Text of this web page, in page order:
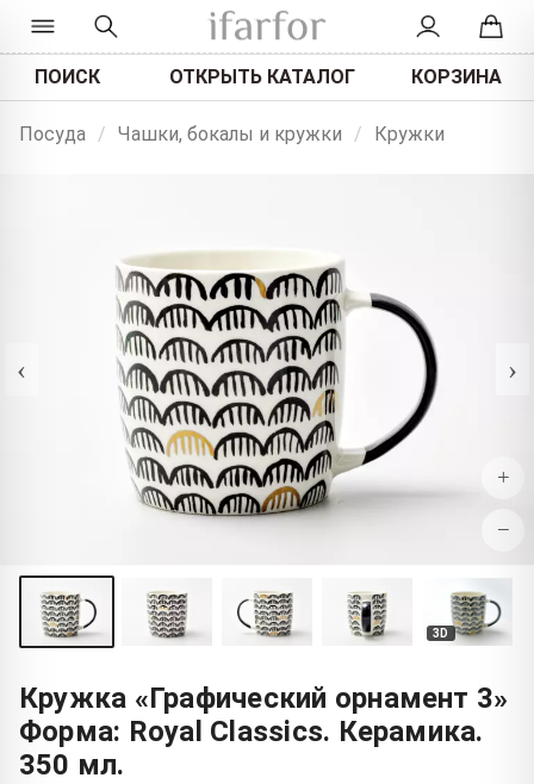
ПОИСК ОТКРЫТЬ КАТАЛОГ КОРЗИНА
Посуда / Чашки, бокалы и кружки / Кружки
‹ ›
+
−
3D
Кружка «Графический орнамент 3»
Форма: Royal Classics. Керамика.
350 мл.